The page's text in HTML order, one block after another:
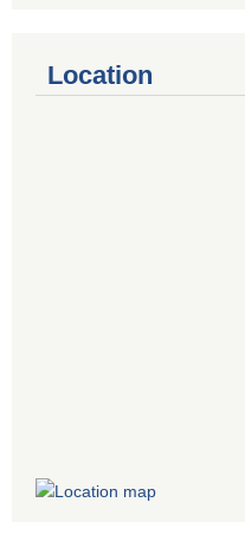
Location